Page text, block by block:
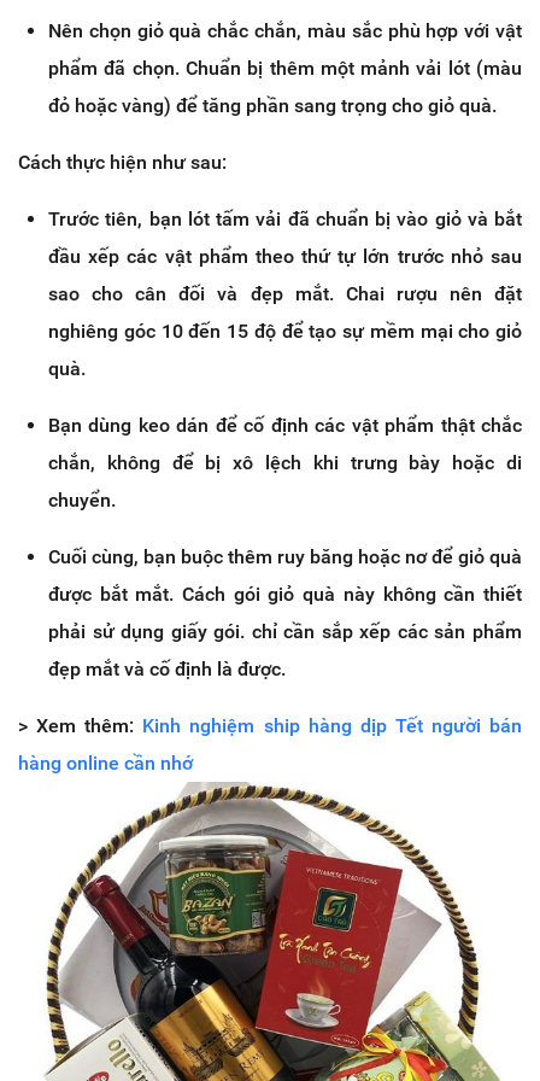
Nên chọn giỏ quà chắc chắn, màu sắc phù hợp với vật
phẩm đã chọn. Chuẩn bị thêm một mảnh vải lót (màu
đỏ hoặc vàng) để tăng phần sang trọng cho giỏ quà.
Cách thực hiện như sau:
Trước tiên, bạn lót tấm vải đã chuẩn bị vào giỏ và bắt
đầu xếp các vật phẩm theo thứ tự lớn trước nhỏ sau
sao cho cân đối và đẹp mắt. Chai rượu nên đặt
nghiêng góc 10 đến 15 độ để tạo sự mềm mại cho giỏ
quà.
Bạn dùng keo dán để cố định các vật phẩm thật chắc
chắn, không để bị xô lệch khi trưng bày hoặc di
chuyển.
Cuối cùng, bạn buộc thêm ruy băng hoặc nơ để giỏ quà
được bắt mắt. Cách gói giỏ quà này không cần thiết
phải sử dụng giấy gói. chỉ cần sắp xếp các sản phẩm
đẹp mắt và cố định là được.
> Xem thêm: Kinh nghiệm ship hàng dịp Tết người bán
hàng online cần nhớ